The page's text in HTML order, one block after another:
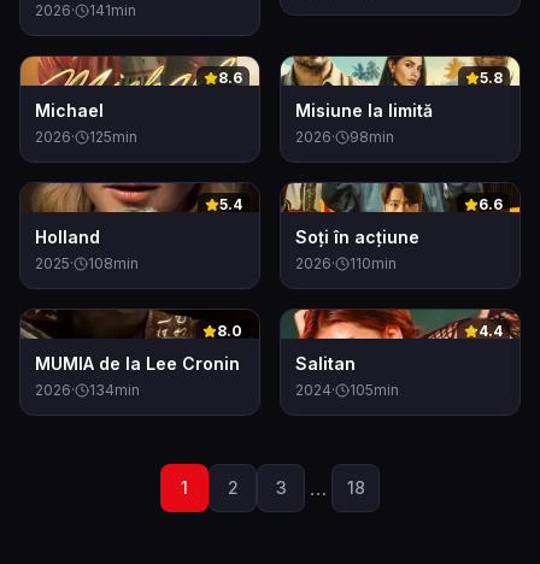
2026· 141min
0 8.6
Michael
2026· 125min
0 5.8
Misiune la limită
2026· 98min
0 5.4
Holland
2025· 108min
0 6.6
Soți în acțiune
2026· 110min
0 8.0
MUMIA de la Lee Cronin
2026· 134min
0 4.4
Salitan
2024· 105min
1 2 3 … 18